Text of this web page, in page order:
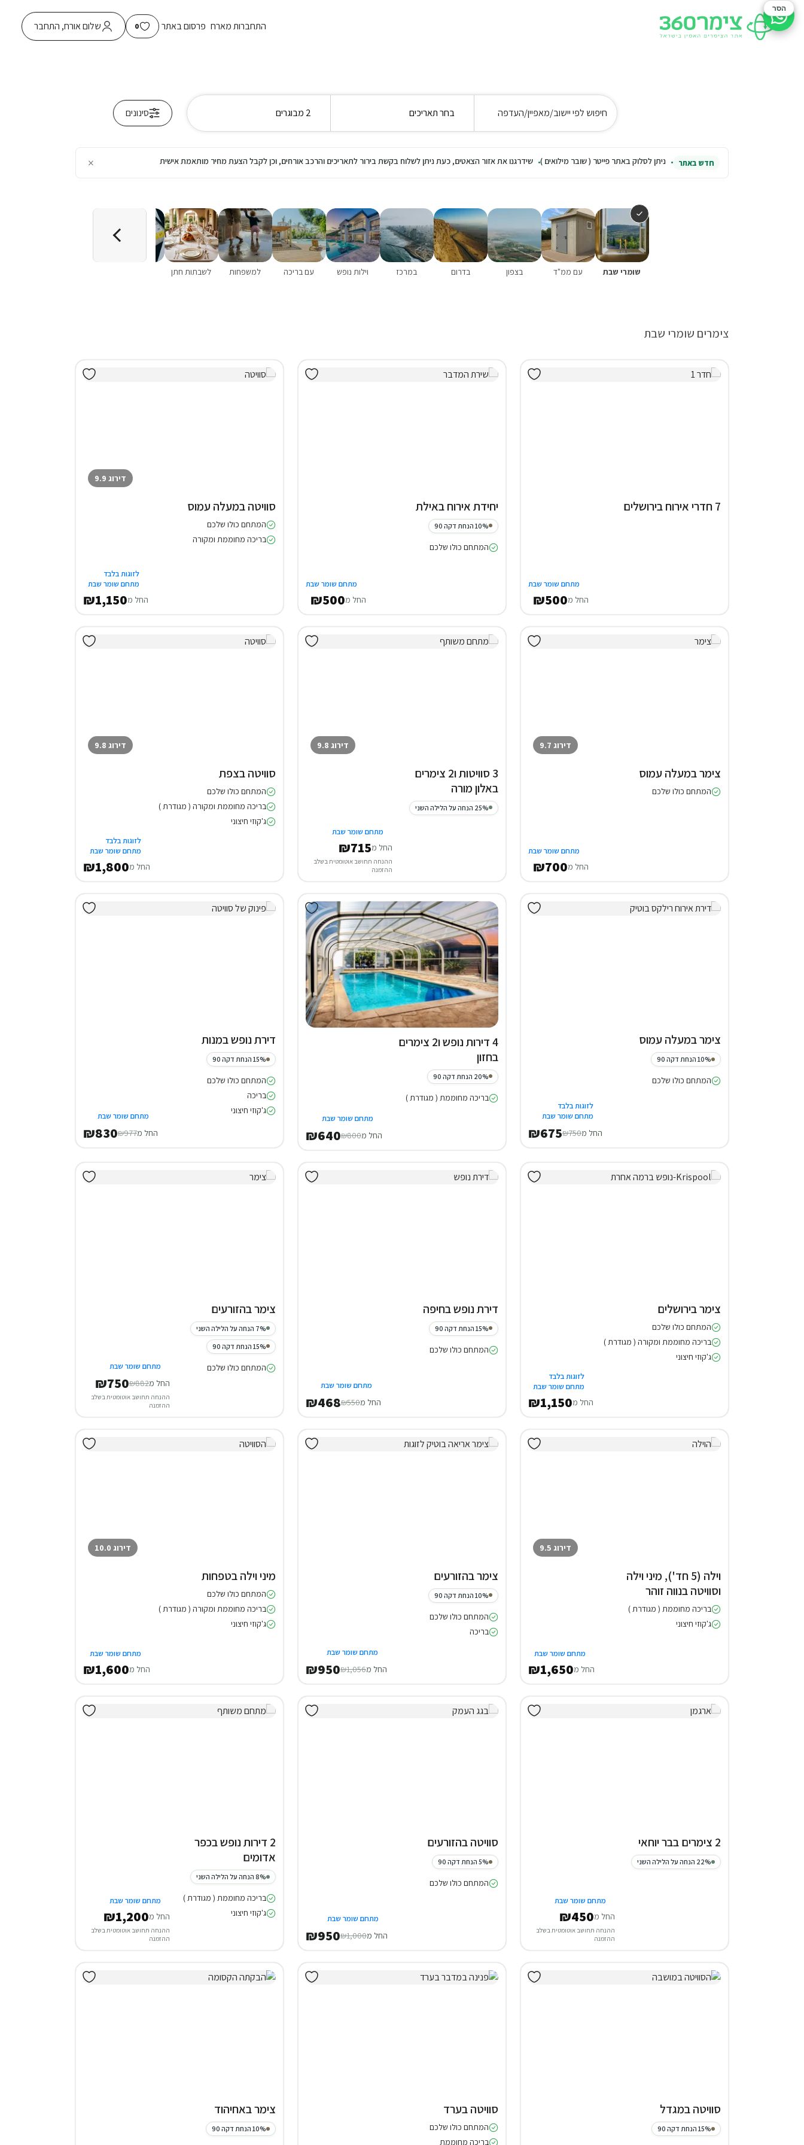
התחברות מארח פרסום באתר 0 שלום אורח, התחבר
חיפוש לפי יישוב/מאפיין/העדפה בחר תאריכים 2 מבוגרים סינונים
חדש באתר ניתן לסלוק באתר פייטר ( שובר מילואים ) שידרגנו את אזור הצאטים, כעת ניתן לשלוח בקשת בירור לתאריכים והרכב אורחים, וכן לקבל הצעת מחיר מותאמת אישית ×
שומרי שבת עם ממ"ד בצפון בדרום במרכז וילות נופש עם בריכה למשפחות לשבתות חתן
צימרים שומרי שבת
7 חדרי אירוח בירושלים
מתחם שומר שבת
החל מ₪500
יחידת אירוח באילת
10% הנחת דקה 90
המתחם כולו שלכם
מתחם שומר שבת
החל מ₪500
דירוג 9.9
סוויטה במעלה עמוס
המתחם כולו שלכם
בריכה מחוממת ומקורה
לזוגות בלבד
מתחם שומר שבת
החל מ₪1,150
דירוג 9.7
צימר במעלה עמוס
המתחם כולו שלכם
מתחם שומר שבת
החל מ₪700
דירוג 9.8
3 סוויטות ו2 צימרים
באלון מורה
25% הנחה על הלילה השני
מתחם שומר שבת
החל מ₪715
ההנחה תחושב אוטומטית בשלב
ההזמנה
דירוג 9.8
סוויטה בצפת
המתחם כולו שלכם
בריכה מחוממת ומקורה ( מגודרת )
ג'קוזי חיצוני
לזוגות בלבד
מתחם שומר שבת
החל מ₪1,800
צימר במעלה עמוס
10% הנחת דקה 90
המתחם כולו שלכם
לזוגות בלבד
מתחם שומר שבת
החל מ₪750
₪675
4 דירות נופש ו2 צימרים
בחזון
20% הנחת דקה 90
בריכה מחוממת ( מגודרת )
מתחם שומר שבת
החל מ₪800
₪640
דירת נופש במנות
15% הנחת דקה 90
המתחם כולו שלכם
בריכה
ג'קוזי חיצוני
מתחם שומר שבת
החל מ₪977
₪830
צימר בירושלים
המתחם כולו שלכם
בריכה מחוממת ומקורה ( מגודרת )
ג'קוזי חיצוני
לזוגות בלבד
מתחם שומר שבת
החל מ₪1,150
דירת נופש בחיפה
15% הנחת דקה 90
המתחם כולו שלכם
מתחם שומר שבת
החל מ₪550
₪468
צימר בהזורעים
7% הנחה על הלילה השני
15% הנחת דקה 90
המתחם כולו שלכם מתחם שומר שבת
החל מ₪882
₪750
ההנחה תחושב אוטומטית בשלב
ההזמנה
דירוג 9.5
וילה (5 חד'), מיני וילה
וסוויטה בנווה זוהר
בריכה מחוממת ( מגודרת )
ג'קוזי חיצוני
מתחם שומר שבת
החל מ₪1,650
צימר בהזורעים
10% הנחת דקה 90
המתחם כולו שלכם
בריכה
מתחם שומר שבת
החל מ₪1,056
₪950
דירוג 10.0
מיני וילה בטפחות
המתחם כולו שלכם
בריכה מחוממת ומקורה ( מגודרת )
ג'קוזי חיצוני
מתחם שומר שבת
החל מ₪1,600
2 צימרים בבר יוחאי
22% הנחה על הלילה השני
מתחם שומר שבת
החל מ₪450
ההנחה תחושב אוטומטית בשלב
ההזמנה
סוויטה בהזורעים
5% הנחת דקה 90
המתחם כולו שלכם
מתחם שומר שבת
החל מ₪1,000
₪950
2 דירות נופש בכפר
אדומים
8% הנחה על הלילה השני
בריכה מחוממת ( מגודרת )
ג'קוזי חיצוני
מתחם שומר שבת
החל מ₪1,200
ההנחה תחושב אוטומטית בשלב
ההזמנה
סוויטה במגדל
15% הנחת דקה 90
סוויטה בערד
המתחם כולו שלכם
בריכה מחוממת
צימר באחיהוד
10% הנחת דקה 90
סיוע בהזמנה
הסר